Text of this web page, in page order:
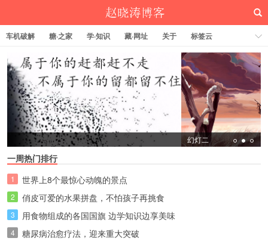
赵晓涛博客
车机破解 糖·之家 学·知识 藏·网址 关于 标签云
幻灯二
一周热门排行
1 世界上8个最惊心动魄的景点
2 俏皮可爱的水果拼盘，不怕孩子再挑食
3 用食物组成的各国国旗 边学知识边享美味
4 ​糖尿病治愈疗法，迎来重大突破